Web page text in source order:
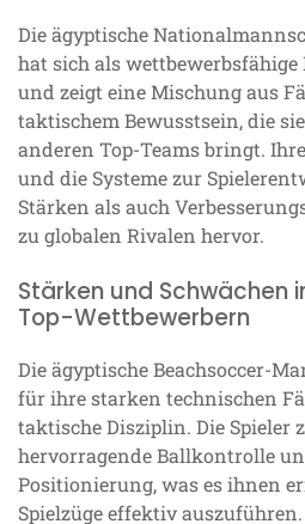
Die ägyptische
hat sich als
und zeigt eine Mischung aus
taktischem Bewusstsein, die
anderen Top-Teams bringt.
und die Systeme zur
Stärken als auch
zu globalen Rivalen hervor.
Stärken und Schwächen
Top-Wettbewerbern
Die ägyptische Beachsoccer-
für ihre starken technischen
taktische Disziplin. Die Spieler
hervorragende Ballkontrolle
Positionierung, was es ihnen
Spielzüge effektiv